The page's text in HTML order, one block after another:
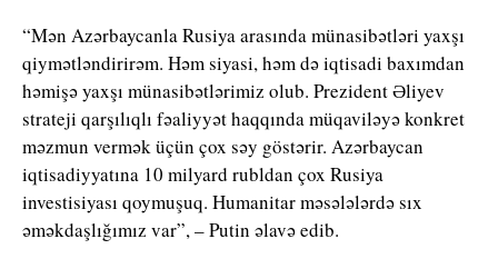
“Mən Azərbaycanla Rusiya arasında münasibətləri yaxşı
qiymətləndirirəm. Həm siyasi, həm də iqtisadi baxımdan
həmişə yaxşı münasibətlərimiz olub. Prezident Əliyev
strateji qarşılıqlı fəaliyyət haqqında müqaviləyə konkret
məzmun vermək üçün çox səy göstərir. Azərbaycan
iqtisadiyyatına 10 milyard rubldan çox Rusiya
investisiyası qoymuşuq. Humanitar məsələlərdə sıx
əməkdaşlığımız var”, – Putin əlavə edib.